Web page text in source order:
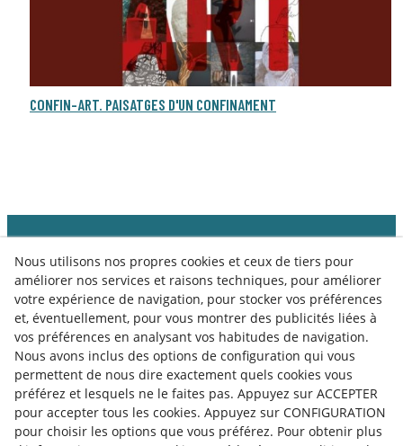
CONFIN-ART. PAISATGES D'UN CONFINAMENT
Nous utilisons nos propres cookies et ceux de tiers pour
améliorer nos services et raisons techniques, pour améliorer
votre expérience de navigation, pour stocker vos préférences
et, éventuellement, pour vous montrer des publicités liées à
vos préférences en analysant vos habitudes de navigation.
Nous avons inclus des options de configuration qui vous
permettent de nous dire exactement quels cookies vous
préférez et lesquels ne le faites pas. Appuyez sur ACCEPTER
pour accepter tous les cookies. Appuyez sur CONFIGURATION
pour choisir les options que vous préférez. Pour obtenir plus